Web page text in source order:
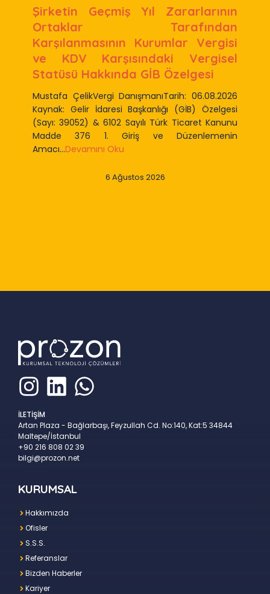
Şirketin Geçmiş Yıl Zararlarının
Ortaklar Tarafından
Karşılanmasının Kurumlar Vergisi
ve KDV Karşısındaki Vergisel
Statüsü Hakkında GİB Özelgesi
Mustafa ÇelikVergi DanışmanıTarih: 06.08.2026
Kaynak: Gelir İdaresi Başkanlığı (GİB) Özelgesi
(Sayı: 39052) & 6102 Sayılı Türk Ticaret Kanunu
Madde 376 1. Giriş ve Düzenlemenin
Amacı...Devamını Oku
6 Ağustos 2026
İLETİŞİM
Artan Plaza - Bağlarbaşı, Feyzullah Cd. No:140, Kat:5 34844
Maltepe/İstanbul
+90 216 808 02 39
bilgi@prozon.net
KURUMSAL
Hakkımızda
Ofisler
S.S.S.
Referanslar
Bizden Haberler
Kariyer